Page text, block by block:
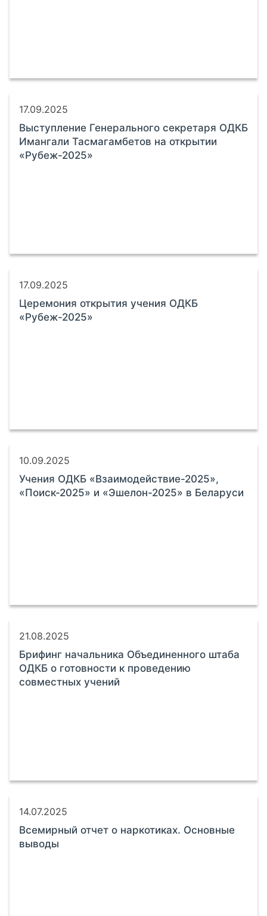
17.09.2025
Выступление Генерального секретаря ОДКБ
Имангали Тасмагамбетов на открытии
«Рубеж-2025»
17.09.2025
Церемония открытия учения ОДКБ
«Рубеж-2025»
10.09.2025
Учения ОДКБ «Взаимодействие-2025»,
«Поиск-2025» и «Эшелон-2025» в Беларуси
21.08.2025
Брифинг начальника Объединенного штаба
ОДКБ о готовности к проведению
совместных учений
14.07.2025
Всемирный отчет о наркотиках. Основные
выводы